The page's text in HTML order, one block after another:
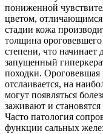
пониженной
цветом, отличающимся
стадии кожа
толщина ороговевшего
степени, что начинает
запущенный
походки.
отслаивается, на
могут появляться
заживают и
Часто патология
функции сальных